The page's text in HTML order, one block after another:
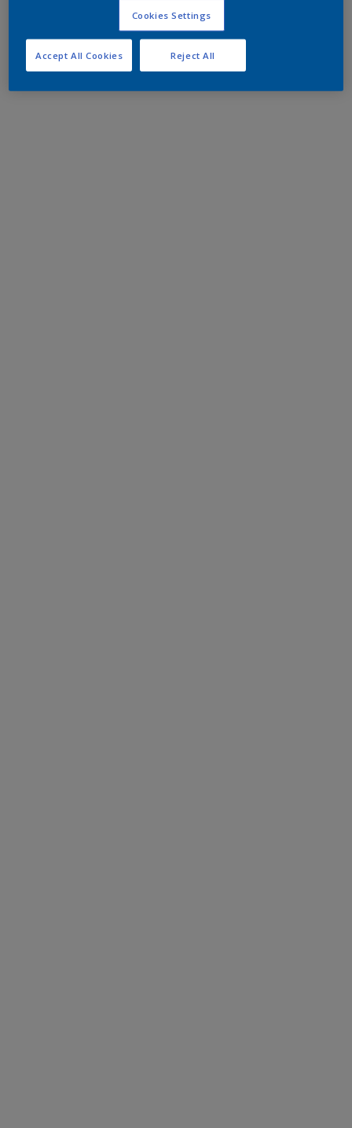
Cookies Settings
Reject All
Accept All Cookies